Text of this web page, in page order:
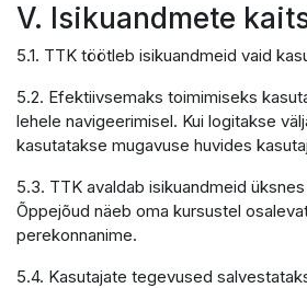
V. Isikuandmete
5.1. TTK töötleb isikuandmeid vaid
5.2. Efektiivsemaks toimimiseks
lehele navigeerimisel. Kui logitakse
kasutatakse mugavuse huvides
5.3. TTK avaldab isikuandmeid
Õppejõud näeb oma kursustel
perekonnanime.
5.4. Kasutajate tegevused